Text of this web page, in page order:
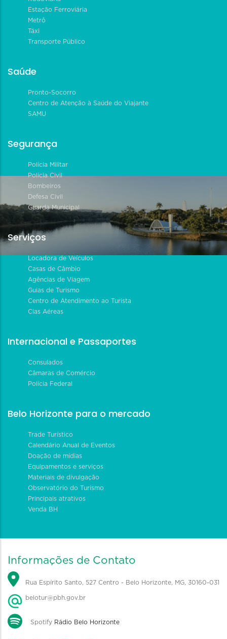
Estação Ferroviária
Metrô
Táxi
Transporte Público
Saúde
Pronto-Socorro
Centro de Atenção à Saúde do Viajante
SAMU
Segurança
Polícia Militar
Polícia Civil
Bombeiros
Defesa Civil
Guarda Municipal
Serviços
Locadora de Veículos
Casas de Câmbio
Agências de Viagem
Guias de Turismo
Centro de Atendimento ao Turista
Cias Aéreas
Internacional e Passaportes
Consulados
Câmaras de Comércio
Polícia Federal
Belo Horizonte para o mercado
Trade Turístico
Calendário Anual de Eventos
Doação de mídias
Equipamentos e serviços
Materiais de divulgação
Observatório do Turismo
Principais atrativos
Venda BH
Informações de Contato
Rua Espírito Santo, 527 Centro - Belo Horizonte, MG, 30160-031
belotur@pbh.gov.br
Spotify Rádio Belo Horizonte